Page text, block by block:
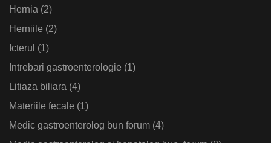
Hernia (2)
Herniile (2)
Icterul (1)
Intrebari gastroenterologie (1)
Litiaza biliara (4)
Materiile fecale (1)
Medic gastroenterolog bun forum (4)